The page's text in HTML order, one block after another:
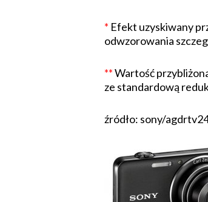
* Efekt uzyskiwany
odwzorowania
**Wartość
ze standardową
źródło: sony/